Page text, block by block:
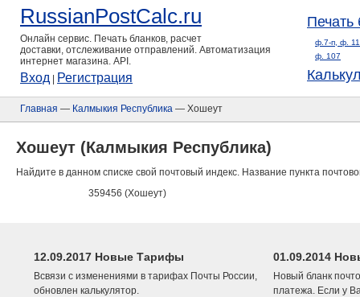
RussianPostCalc.ru
Онлайн сервис. Печать бланков, расчет
доставки, отслеживание отправлений. Автоматизация
интернет магазина. API.
Вход Регистрация
Печать
ф.7-п, ф.
ф. 107
Главная — Калмыкия Республика — Хошеут
Хошеут (Калмыкия Республика)
Найдите в данном списке свой почтовый индекс. Название пункта
359456 (Хошеут)
12.09.2017 Новые Тарифы
Всвязи с изменениями в тарифах Почты России,
обновлен калькулятор.
01.09.2014
Новый бланк
платежа. Если у